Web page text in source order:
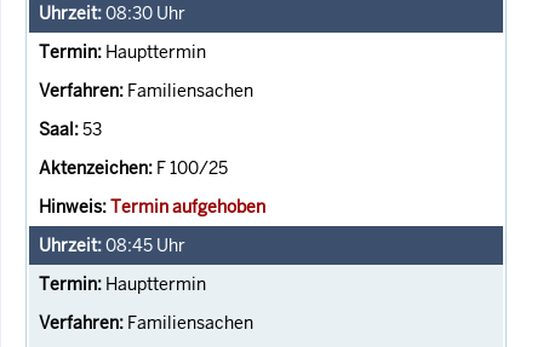
08:30 Uhr
Haupttermin
Familiensachen
53
F 100/25
Termin aufgehoben
08:45 Uhr
Haupttermin
Familiensachen